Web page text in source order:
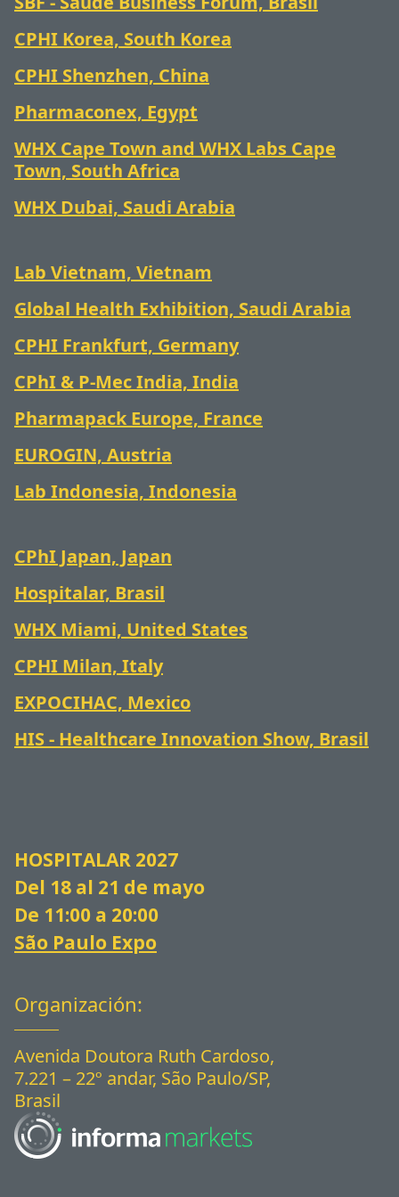
CPHI Korea, South Korea
CPHI Shenzhen, China
Pharmaconex, Egypt
WHX Cape Town and WHX Labs Cape
Town, South Africa
WHX Dubai, Saudi Arabia
Lab Vietnam, Vietnam
Global Health Exhibition, Saudi Arabia
CPHI Frankfurt, Germany
CPhI & P-Mec India, India
Pharmapack Europe, France
EUROGIN, Austria
Lab Indonesia, Indonesia
CPhI Japan, Japan
Hospitalar, Brasil
WHX Miami, United States
CPHI Milan, Italy
EXPOCIHAC, Mexico
HIS - Healthcare Innovation Show, Brasil
HOSPITALAR 2027
Del 18 al 21 de mayo
De 11:00 a 20:00
São Paulo Expo
Organización:
Avenida Doutora Ruth Cardoso,
7.221 – 22º andar, São Paulo/SP,
Brasil